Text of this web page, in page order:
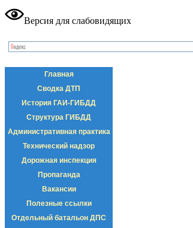
Версия для слабовидящих
Главная
Сводка ДТП
История ГАИ-ГИБДД
Структура ГИБДД
Административная практика
Технический надзор
Дорожная инспекция
Пропаганда
Вакансии
Полезные ссылки
Отдельный батальон ДПС